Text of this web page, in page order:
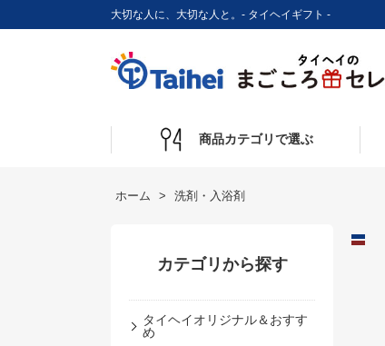
大切な人に、大切な人と。- タイヘイギフト -
商品カテゴリで選ぶ
ホーム 洗剤・入浴剤
カテゴリから探す
タイヘイオリジナル＆おすす
め